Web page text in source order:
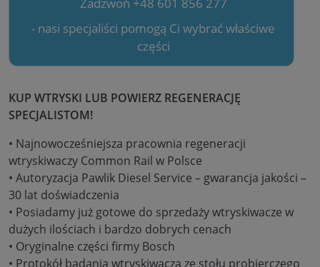
- nasi specjaliści pomogą Ci wybrać właściwe
części
KUP WTRYSKI LUB POWIERZ REGENERACJĘ
SPECJALISTOM!
• Najnowocześniejsza pracownia regeneracji
wtryskiwaczy Common Rail w Polsce
• Autoryzacja Pawlik Diesel Service – gwarancja jakości –
30 lat doświadczenia
• Posiadamy już gotowe do sprzedaży wtryskiwacze w
dużych ilościach i bardzo dobrych cenach
• Oryginalne części firmy Bosch
• Protokół badania wtryskiwacza ze stołu probierczego